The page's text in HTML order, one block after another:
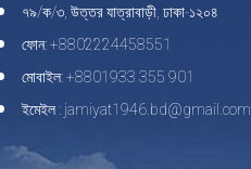
৭৯/ক/৩, উত্তর যাত্রাবাড়ী, ঢাকা-১২০৪
ফোন: +8802224458551
মোবাইল: +8801933 355 901
ইমেইল : jamiyat1946.bd@gmail.com